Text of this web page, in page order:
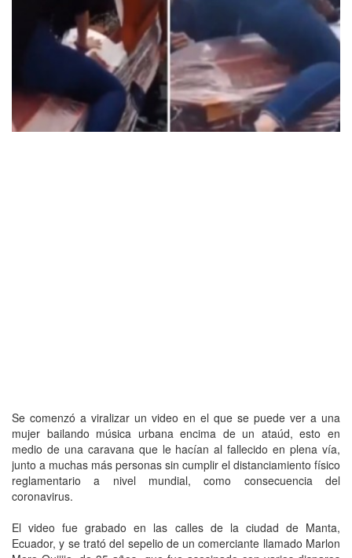
Se comenzó a viralizar un video en el que se puede ver a una
mujer bailando música urbana encima de un ataúd, esto en
medio de una caravana que le hacían al fallecido en plena vía,
junto a muchas más personas sin cumplir el distanciamiento físico
reglamentario a nivel mundial, como consecuencia del
coronavirus.
El video fue grabado en las calles de la ciudad de Manta,
Ecuador, y se trató del sepelio de un comerciante llamado Marlon